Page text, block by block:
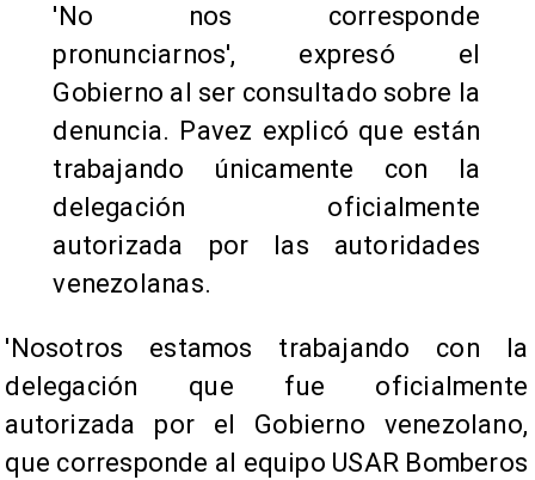
'No nos corresponde
pronunciarnos', expresó el
Gobierno al ser consultado sobre la
denuncia. Pavez explicó que están
trabajando únicamente con la
delegación oficialmente
autorizada por las autoridades
venezolanas.
'Nosotros estamos trabajando con la
delegación que fue oficialmente
autorizada por el Gobierno venezolano,
que corresponde al equipo USAR Bomberos